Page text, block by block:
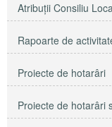
Atribuții Consiliu
Rapoarte de
Proiecte de hotarâri
Proiecte de hotarâri